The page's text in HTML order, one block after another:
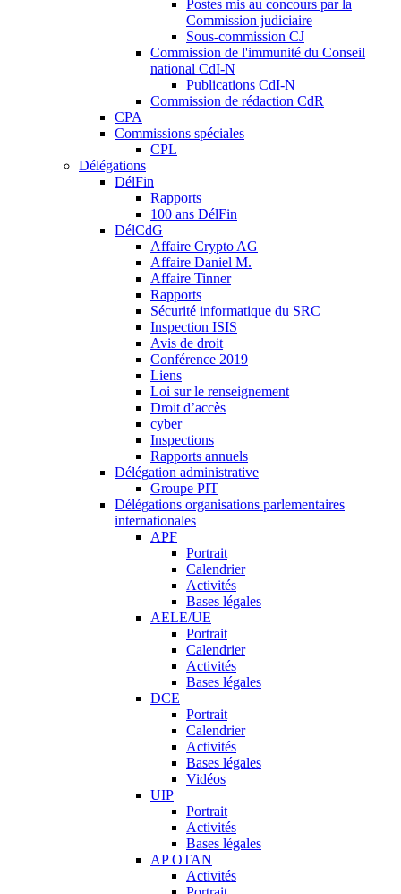
Postes mis au concours par la
Commission judiciaire
Sous-commission CJ
Commission de l'immunité du Conseil
national CdI-N
Publications CdI-N
Commission de rédaction CdR
CPA
Commissions spéciales
CPL
Délégations
DélFin
Rapports
100 ans DélFin
DélCdG
Affaire Crypto AG
Affaire Daniel M.
Affaire Tinner
Rapports
Sécurité informatique du SRC
Inspection ISIS
Avis de droit
Conférence 2019
Liens
Loi sur le renseignement
Droit d’accès
cyber
Inspections
Rapports annuels
Délégation administrative
Groupe PIT
Délégations organisations parlementaires
internationales
APF
Portrait
Calendrier
Activités
Bases légales
AELE/UE
Portrait
Calendrier
Activités
Bases légales
DCE
Portrait
Calendrier
Activités
Bases légales
Vidéos
UIP
Portrait
Activités
Bases légales
AP OTAN
Activités